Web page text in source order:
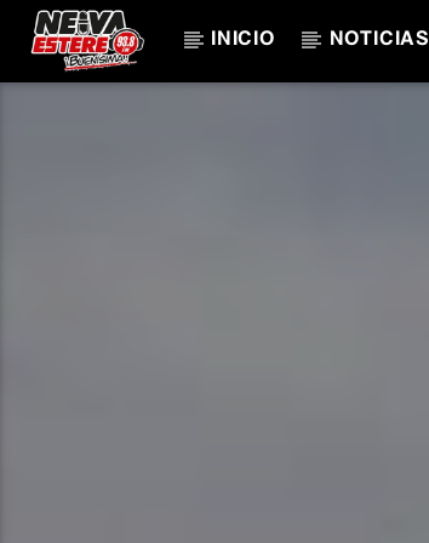
INICIO NOTICIAS